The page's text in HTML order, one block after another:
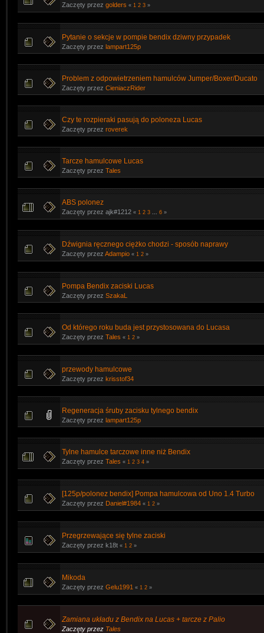
Zaczęty przez golders « 1 2 3»
Pytanie o sekcje w pompie bendix dziwny przypadek
Zaczęty przez lampart125p
Problem z odpowietrzeniem hamulców Jumper/Boxer/Ducato
Zaczęty przez CieniaczRider
Czy te rozpieraki pasują do poloneza Lucas
Zaczęty przez roverek
Tarcze hamulcowe Lucas
Zaczęty przez Tales
ABS polonez
Zaczęty przez ajk#1212 « 1 2 3 6»
Dźwignia ręcznego ciężko chodzi - sposób naprawy
Zaczęty przez Adampio « 1 2»
Pompa Bendix zaciski Lucas
Zaczęty przez SzakaL
Od którego roku buda jest przystosowana do Lucasa
Zaczęty przez Tales « 1 2»
przewody hamulcowe
Zaczęty przez krisstof34
Regeneracja śruby zacisku tylnego bendix
Zaczęty przez lampart125p
Tylne hamulce tarczowe inne niż Bendix
Zaczęty przez Tales « 1 2 3 4»
[125p/polonez bendix] Pompa hamulcowa od Uno 1.4 Turbo
Zaczęty przez Daniel#1984 « 1 2»
Przegrzewające się tylne zaciski
Zaczęty przez k18t « 1 2»
Mikoda
Zaczęty przez Gelu1991 « 1 2»
Zamiana układu z Bendix na Lucas + tarcze z Palio
Zaczęty przez Tales